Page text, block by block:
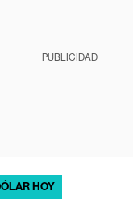
PUBLICIDAD
HOY